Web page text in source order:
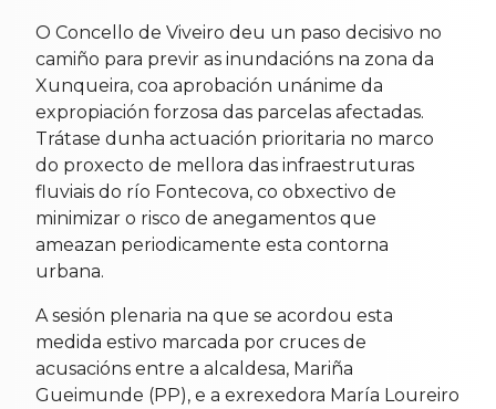
O Concello de Viveiro deu un paso decisivo no
camiño para previr as inundacións na zona da
Xunqueira, coa aprobación unánime da
expropiación forzosa das parcelas afectadas.
Trátase dunha actuación prioritaria no marco
do proxecto de mellora das infraestruturas
fluviais do río Fontecova, co obxectivo de
minimizar o risco de anegamentos que
ameazan periodicamente esta contorna
urbana.
A sesión plenaria na que se acordou esta
medida estivo marcada por cruces de
acusacións entre a alcaldesa, Mariña
Gueimunde (PP), e a exrexedora María Loureiro